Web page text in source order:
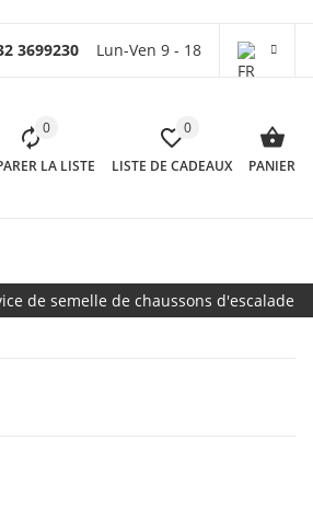
3699230 Lun-Ven 9 - 18
0
LA LISTE
0
LISTE DE CADEAUX PANIER
de semelle de chaussons d'escalade